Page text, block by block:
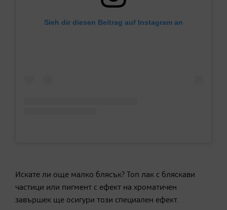
Sieh dir diesen Beitrag auf Instagram an
Искате ли още малко блясък? Топ лак с бляскави
частици или пигмент с ефект на хроматичен
завършек ще осигури този специален ефект.